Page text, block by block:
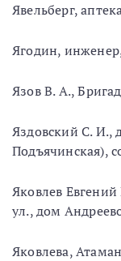
Явельберг,
Ягодин,
Язов В. А.,
Яздовский С. И.,
Подъячинская),
Яковлев
ул., дом
Яковлева,